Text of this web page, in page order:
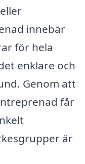
innebär
för hela
enklare och
Genom att
får
är